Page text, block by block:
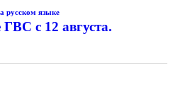
русском языке
с 12 августа.